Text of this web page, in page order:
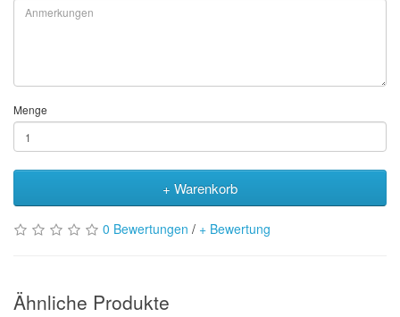
Menge
+ Warenkorb
0 Bewertungen / + Bewertung
Ähnliche Produkte